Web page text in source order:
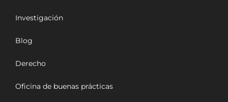
Investigación
Blog
Derecho
Oficina de buenas prácticas